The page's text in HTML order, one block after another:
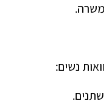
נשים: